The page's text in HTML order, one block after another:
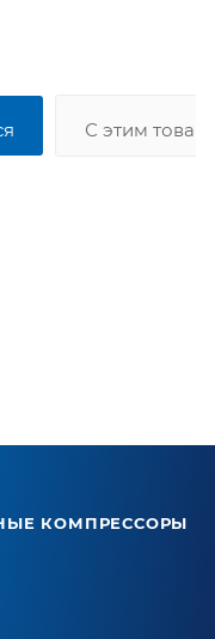
С этим
КОМПРЕССОРЫ